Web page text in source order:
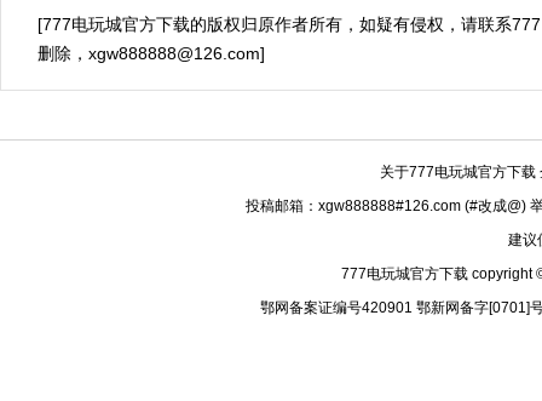
[777电玩城官方下载的版权归原作者所有，如疑有侵权，请联系
删除， xgw888888@126.com]
关于777电玩城官方下载
投稿邮箱：xgw888888#126.com (#改成@)
建议
777电玩城官方下载 copyright
鄂网备案证编号420901 鄂新网备字[0701]